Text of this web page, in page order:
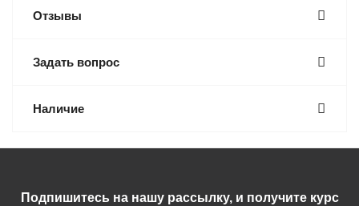
Отзывы
Задать вопрос
Наличие
Подпишитесь на нашу рассылку, и получите курс